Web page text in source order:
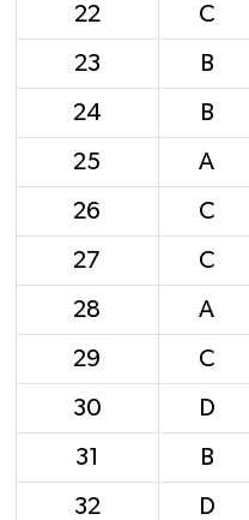
22 C
23 B
24 B
25 A
26 C
27 C
28 A
29 C
30 D
31 B
32 D